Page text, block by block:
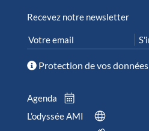
Recevez notre newsletter
Protection de vos données
Agenda
L’odyssée AMI